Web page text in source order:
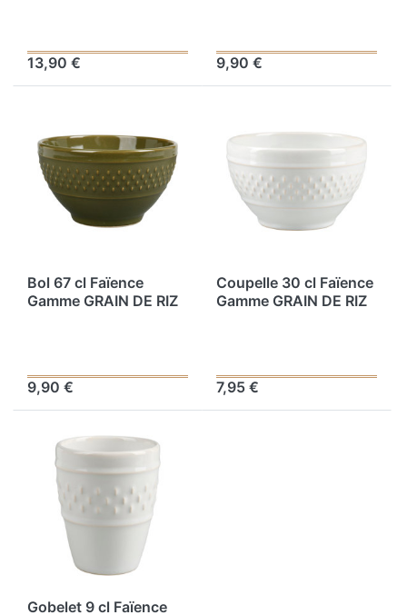
13,90 € 9,90 €
Bol 67 cl Faïence
Gamme GRAIN DE RIZ
9,90 €
Coupelle 30 cl Faïence
Gamme GRAIN DE RIZ
7,95 €
Gobelet 9 cl Faïence